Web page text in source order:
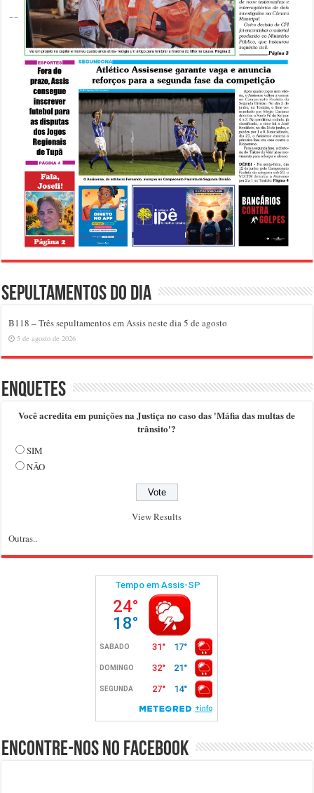
Sepultamentos do dia
B118 – Três sepultamentos em Assis neste dia 5 de agosto
5 de agosto de 2026
Enquetes
Você acredita em punições na Justiça no caso das 'Máfia das multas de
trânsito'?
SIM
NÃO
View Results
Outras..
Encontre-nos no Facebook